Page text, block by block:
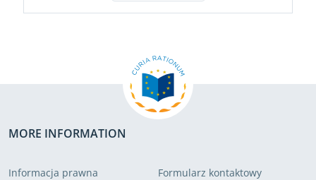
MORE INFORMATION
Informacja prawna Formularz kontaktowy